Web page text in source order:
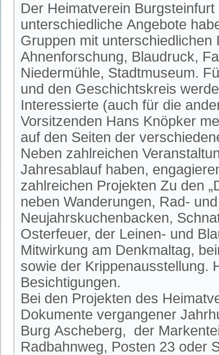
Der Heimatverein
unterschiedliche Angebote
Gruppen mit
Ahnenforschung, Blaudruck,
Niedermühle, Stadtmuseum.
und den Geschichtskreis
Interessierte (auch für die
Vorsitzenden Hans Knöpker
auf den Seiten der
Neben zahlreichen
Jahresablauf haben,
zahlreichen Projekten Zu den
neben Wanderungen, Rad-
Neujahrskuchenbacken,
Osterfeuer, der Leinen- und
Mitwirkung am Denkmaltag,
sowie der Krippenausstellung.
Besichtigungen.
Bei den Projekten des
Dokumente vergangener
Burg Ascheberg, der
Radbahnweg, Posten 23 oder